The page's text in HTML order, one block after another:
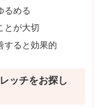
るめる
とが大切
すると効果的
ッチをお探し